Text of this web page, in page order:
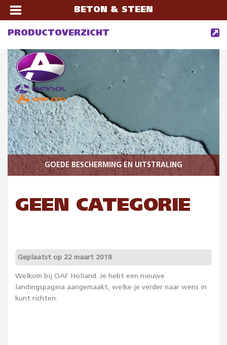
BETON & STEEN
PRODUCTOVERZICHT
GOEDE BESCHERMING EN UITSTRALING
GEEN CATEGORIE
Geplaatst op 22 maart 2018
Welkom bij OAF Holland. Je hebt een nieuwe
landingspagina aangemaakt, welke je verder naar wens in
kunt richten.